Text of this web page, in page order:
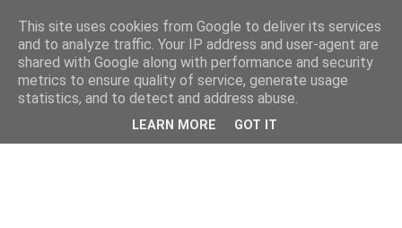
This site uses cookies from Google to deliver its services
and to analyze traffic. Your IP address and user-agent are
shared with Google along with performance and security
metrics to ensure quality of service, generate usage
statistics, and to detect and address abuse.
LEARN MORE GOT IT